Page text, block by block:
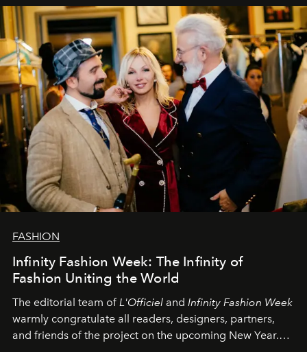
sākums. Ar vissirsnīgākajiem laba vēlējumiem jūsu
L’Officiel Baltic
komanda.
FASHION
Infinity Fashion Week: The Infinity of
Fashion Uniting the World
The editorial team of L'Officiel and Infinity Fashion Week
warmly congratulate all readers, designers, partners,
and friends of the project on the upcoming New Year.